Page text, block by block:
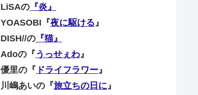
LiSAの 『炎』
YOASOBI『夜に駆ける 』
DISH//の 『猫』
Adoの『うっせぇわ 』
優里の『 ドライフラワー 』
川嶋あいの『旅立ちの日に 』